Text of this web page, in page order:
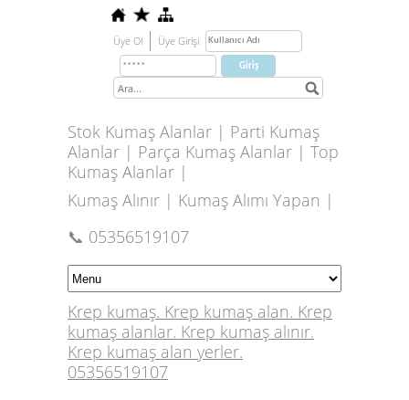
Üye Ol Üye Girişi
Stok Kumaş Alanlar | Parti Kumaş
Alanlar | Parça Kumaş Alanlar | Top
Kumaş Alanlar |
Kumaş Alınır | Kumaş Alımı Yapan |
📞 05356519107
Krep kumaş. Krep kumaş alan. Krep
kumaş alanlar. Krep kumaş alınır.
Krep kumaş alan yerler.
05356519107